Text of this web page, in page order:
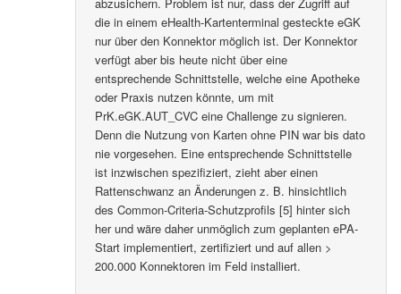
die in einem eHealth-Kartenterminal gesteckte eGK
nur über den Konnektor möglich ist. Der Konnektor
verfügt aber bis heute nicht über eine
entsprechende Schnittstelle, welche eine Apotheke
oder Praxis nutzen könnte, um mit
PrK.eGK.AUT_CVC eine Challenge zu signieren.
Denn die Nutzung von Karten ohne PIN war bis dato
nie vorgesehen. Eine entsprechende Schnittstelle
ist inzwischen spezifiziert, zieht aber einen
Rattenschwanz an Änderungen z. B. hinsichtlich
des Common-Criteria-Schutzprofils [5] hinter sich
her und wäre daher unmöglich zum geplanten ePA-
Start implementiert, zertifiziert und auf allen >
200.000 Konnektoren im Feld installiert.